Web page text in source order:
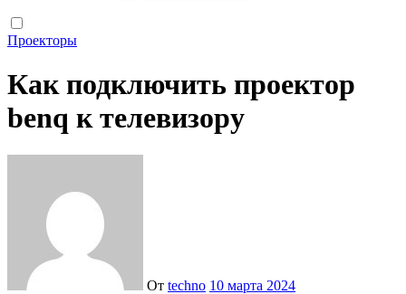
Проекторы
Как подключить проектор
benq к телевизору
От techno 10 марта 2024